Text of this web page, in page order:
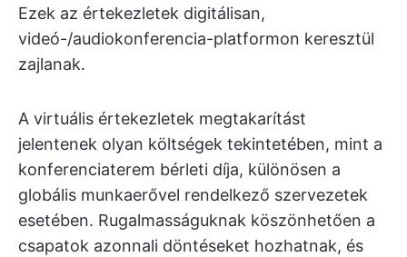
Ezek az értekezletek digitálisan,
videó-/audiokonferencia-platformon keresztül
zajlanak.
A virtuális értekezletek megtakarítást
jelentenek olyan költségek tekintetében, mint a
konferenciaterem bérleti díja, különösen a
globális munkaerővel rendelkező szervezetek
esetében. Rugalmasságuknak köszönhetően a
csapatok azonnali döntéseket hozhatnak, és